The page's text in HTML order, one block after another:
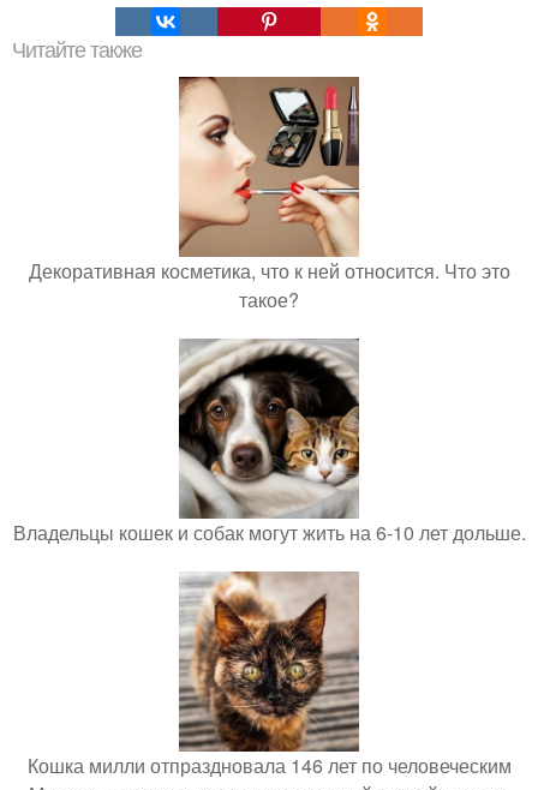
Читайте также
Декоративная косметика, что к ней относится. Что это
такое?
Владельцы кошек и собак могут жить на 6-10 лет дольше.
Кошка милли отпраздновала 146 лет по человеческим